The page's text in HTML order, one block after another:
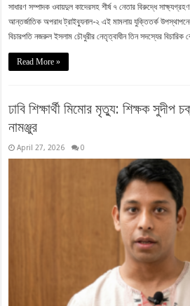
সাধারণ সম্পাদক ওবায়দুল কাদেরসহ শীর্ষ ৭ নেতার বিরুদ্ধে
আন্তর্জাতিক অপরাধ ট্রাইব্যুনাল-২ এই মামলায় যুক্তিতর্ক
বিচারপতি নজরুল ইসলাম চৌধুরীর নেতৃত্বাধীন তিন সদস্যের
Read More »
ঢাবি শিক্ষার্থী মিমোর মৃত্যু: শিক্ষক সুদীপ
নামঞ্জুর
April 27, 2026 0